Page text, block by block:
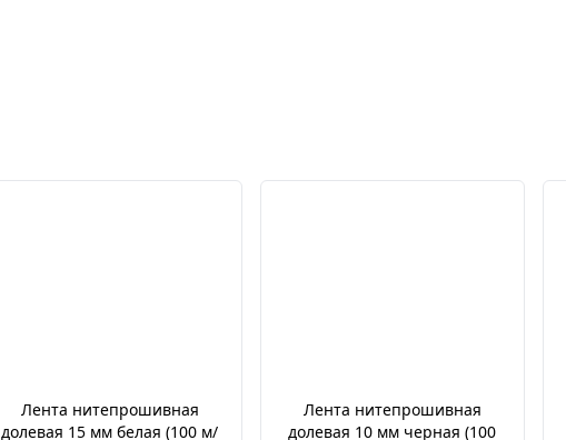
Лента нитепрошивная
долевая 15 мм белая (100 м/
Лента нитепрошивная
долевая 10 мм черная (100